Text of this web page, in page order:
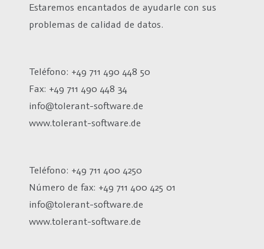
Estaremos encantados de ayudarle con sus
problemas de calidad de datos.
Teléfono: +49 711 490 448 50
Fax: +49 711 490 448 34
info@tolerant-software.de
www.tolerant-software.de
Teléfono: +49 711 400 4250
Número de fax: +49 711 400 425 01
info@tolerant-software.de
www.tolerant-software.de